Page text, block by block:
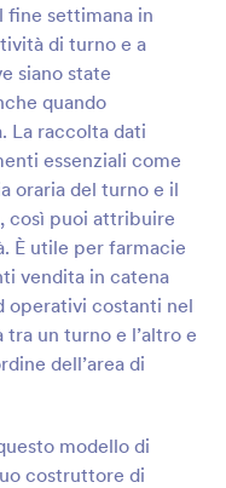
fine settimana in
di turno e a
siano state
quando
La raccolta dati
essenziali come
oraria del turno e il
così puoi attribuire
È utile per farmacie
vendita in catena
operativi costanti nel
un turno e l’altro e
dell’area di
modello di
costruttore di